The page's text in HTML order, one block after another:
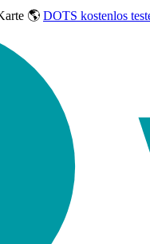
🌎 DOTS kostenlos